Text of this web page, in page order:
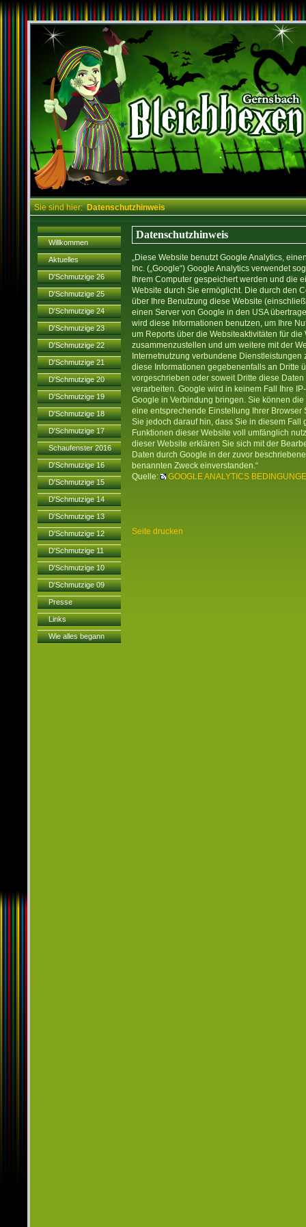
Sie sind hier:Datenschutzhinweis
Willkommen
Aktuelles
D'Schmutzige 26
D'Schmutzige 25
D'Schmutzige 24
D'Schmutzige 23
D'Schmutzige 22
D'Schmutzige 21
D'Schmutzige 20
D'Schmutzige 19
D'Schmutzige 18
D'Schmutzige 17
Schaufenster 2016
D'Schmutzige 16
D'Schmutzige 15
D'Schmutzige 14
D'Schmutzige 13
D'Schmutzige 12
D'Schmutzige 11
D'Schmutzige 10
D'Schmutzige 09
Presse
Links
Wie alles begann
Datenschutzhinweis
„Diese Website benutzt Google Analytics,
Inc. („Google“) Google Analytics verwendet
Ihrem Computer gespeichert werden und die
Website durch Sie ermöglicht. Die durch den
über Ihre Benutzung diese Website
einen Server von Google in den USA
wird diese Informationen benutzen, um Ihre
um Reports über die Websiteaktivitäten für die
zusammenzustellen und um weitere mit der
Internetnutzung verbundene
diese Informationen gegebenenfalls an Dritte
vorgeschrieben oder soweit Dritte diese
verarbeiten. Google wird in keinem Fall Ihre
Google in Verbindung bringen. Sie können
eine entsprechende Einstellung Ihrer Browser
Sie jedoch darauf hin, dass Sie in diesem Fall
Funktionen dieser Website voll umfänglich
dieser Website erklären Sie sich mit der
Daten durch Google in der zuvor
benannten Zweck einverstanden.“
Quelle:
GOOGLE ANALYTICS
Seite drucken